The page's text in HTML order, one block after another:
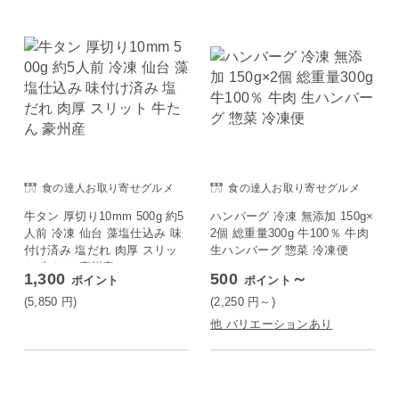
食の達人お取り寄せグルメ
牛タン 厚切り10mm 500g 約5
人前 冷凍 仙台 藻塩仕込み 味
付け済み 塩だれ 肉厚 スリッ
ト 牛たん 豪州産
1,300 ポイント
(5,850 円)
食の達人お取り寄せグルメ
ハンバーグ 冷凍 無添加 150g×
2個 総重量300g 牛100％ 牛肉
生ハンバーグ 惣菜 冷凍便
500 ポイント ～
(2,250 円 ～)
他 バリエーションあり